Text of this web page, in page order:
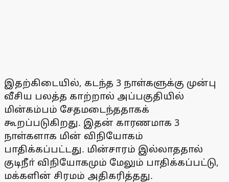
இதற்கிடையில், கடந்த 3 நாள்களுக்கு முன்பு
வீசிய பலத்த காற்றால் அப்பகுதியில்
மின்கம்பம் சேதமடைந்ததாகக்
கூறப்படுகிறது. இதன் காரணமாக 3
நாள்களாக மின் விநியோகம்
பாதிக்கப்பட்டது. மின்சாரம் இல்லாததால்
குடிநீா் விநியோகமும் மேலும் பாதிக்கப்பட்டு,
மக்களின் சிரமம் அதிகரித்தது.